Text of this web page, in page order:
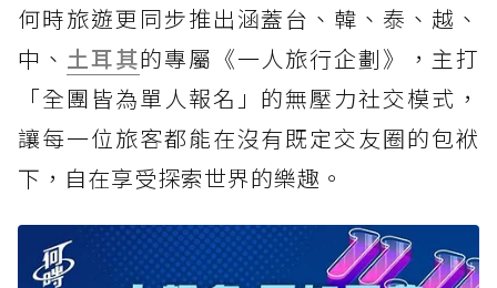
何時旅遊更同步推出涵蓋台、韓、泰、越、
中、 土耳其的專屬《一人旅行企劃》，主打
「全團皆為單人報名」的無壓力社交模式，
讓每一位旅客都能在沒有既定交友圈的包袱
下，自在享受探索世界的樂趣。